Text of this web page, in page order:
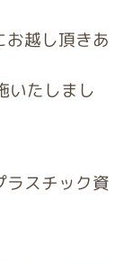
お越し頂きあ
いたしまし
ラスチック資